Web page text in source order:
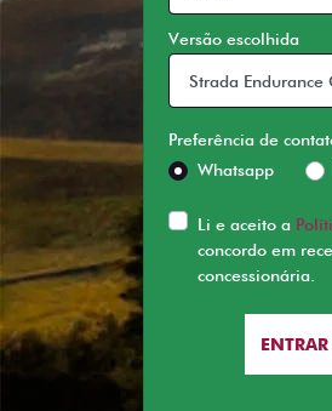
Versão escolhida
Preferência de
Whatsapp
Li e aceito a
concordo em
concessionária.